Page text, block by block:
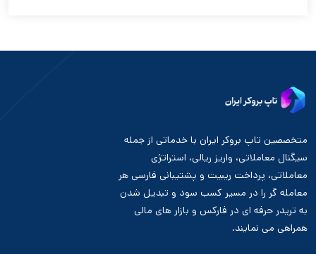
متخصصین تاپ بروکر ایران با خدماتی از جمله
سیگنال معاملاتی، واریز ریالی، استراتژی
معاملاتی، پرداخت ریبیت و پشتیبانی فارسی هر
معامله گر را در مسیر کسب سود و تبدیل شدن
به تریدر حرفه ای در فارکس و بازار های مالی
همراهی می نمایند.